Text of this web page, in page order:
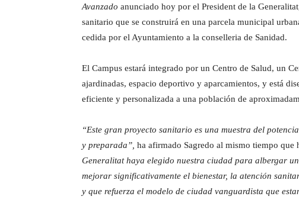
Avanzado anunciado hoy por el President de la
sanitario que se construirá en una parcela municipal
cedida por el Ayuntamiento a la conselleria de Sanidad.
El Campus estará integrado por un Centro de Salud, un
ajardinadas, espacio deportivo y aparcamientos, y está
eficiente y personalizada a una población de
“Este gran proyecto sanitario es una muestra del
y preparada”, ha afirmado Sagredo al mismo tiempo que
Generalitat haya elegido nuestra ciudad para albergar
mejorar significativamente el bienestar, la atención
y que refuerza el modelo de ciudad vanguardista que